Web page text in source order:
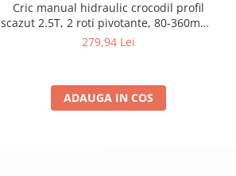
Cric manual hidraulic crocodil profil
scazut 2.5T, 2 roti pivotante, 80-360mm+
set 2 capre auto pentru sprijin 3T cu pin
279,94 Lei
ADAUGA IN COS